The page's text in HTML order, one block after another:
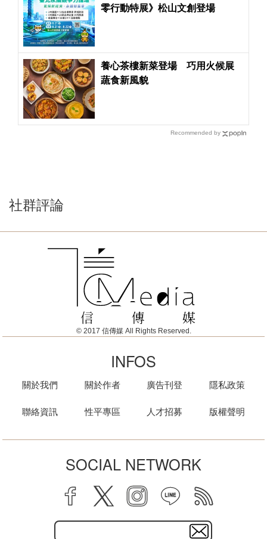
零行動特展》松山文創登場
養心茶樓新菜登場 巧用火候展
蔬食新風貌
Recommended by
社群評論
© 2017 信傳媒 All Rights Reserved.
INFOS
關於我們
聯絡資訊
關於作者
性平專區
廣告刊登
人才招募
隱私政策
版權聲明
SOCIAL NETWORK
facebook twitter instagram